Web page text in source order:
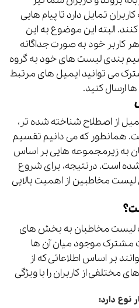
تمایل دارد تا پیام هایی
البته این موضوع به این
کاربر خود به صورت جداگانه
بندی لیست های خود به گروه
می توانید ایمیل های مرتبط
ارسال کنید.
از اصطلاح شناخته شده تر،
همانطور که می دانیم تقسیم
به زیرمجموعه هایی بر اساس
است. درنتیجه، برای شروع
مخاطبین از اهمیت بالایی
لیست مخاطبان به بخش های
مشترک موجود میان آن ها
بر اساس اطلاعاتی که از
مختلفی از کاربران را با ویژگی
دارد: